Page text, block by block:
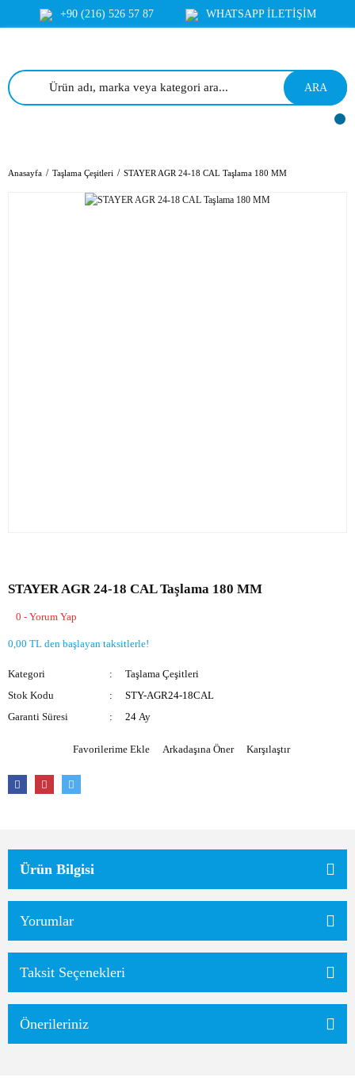
+90 (216) 526 57 87 WHATSAPP İLETİŞİM
ARA
Anasayfa Taşlama Çeşitleri STAYER AGR 24-18 CAL Taşlama 180 MM
STAYER AGR 24-18 CAL Taşlama 180 MM
0 - Yorum Yap
0,00 TL den başlayan taksitlerle!
Kategori
Taşlama Çeşitleri
Stok Kodu
STY-AGR24-18CAL
Garanti Süresi
24 Ay
Arkadaşına Öner Karşılaştır
Ürün Bilgisi
Yorumlar
Taksit Seçenekleri
Önerileriniz